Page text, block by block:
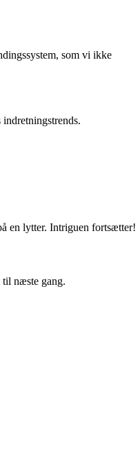
som vi ikke
en lytter. Intriguen fortsætter!
til næste gang.